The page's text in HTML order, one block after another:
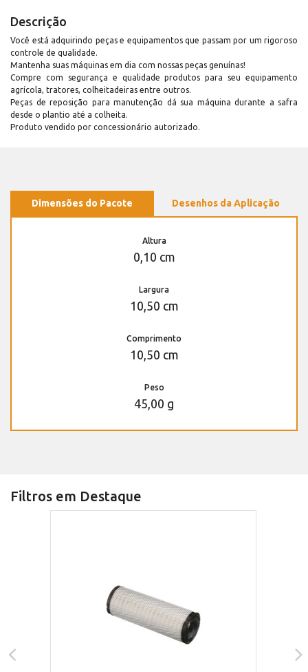
Descrição
Você está adquirindo peças e equipamentos que passam por um rigoroso
controle de qualidade.
Mantenha suas máquinas em dia com nossas peças genuínas!
Compre com segurança e qualidade produtos para seu equipamento
agrícola, tratores, colheitadeiras entre outros.
Peças de reposição para manutenção dá sua máquina durante a safra
desde o plantio até a colheita.
Produto vendido por concessionário autorizado.
Dimensões do Pacote Desenhos da Aplicação
Altura
0,10 cm
Largura
10,50 cm
Comprimento
10,50 cm
Peso
45,00 g
Filtros em Destaque